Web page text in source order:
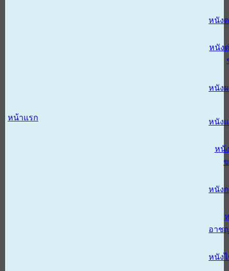
หน้าแรก
หนัง
หนัง
หนัง
หนัง
หนั
หนัง
อาช
หนัง